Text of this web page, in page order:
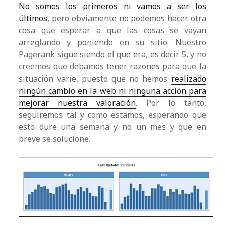
No somos los primeros ni vamos a ser los
últimos, pero obviamente no podemos hacer otra
cosa que esperar a que las cosas se vayan
arreglando y poniendo en su sitio. Nuestro
Pagerank sigue siendo el que era, es decir 5, y no
creemos que debamos tener razones para que la
situación varíe, puesto que no hemos realizado
ningún cambio en la web ni ninguna acción para
mejorar nuestra valoración. Por lo tanto,
seguiremos tal y como estamos, esperando que
esto dure una semana y no un mes y que en
breve se solucione.